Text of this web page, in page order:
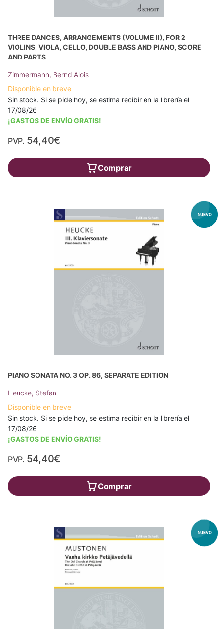
THREE DANCES, ARRANGEMENTS (VOLUME II), FOR 2
VIOLINS, VIOLA, CELLO, DOUBLE BASS AND PIANO, SCORE
AND PARTS
Zimmermann, Bernd Alois
Disponible en breve
Sin stock. Si se pide hoy, se estima recibir en la librería el
17/08/26
¡GASTOS DE ENVÍO GRATIS!
PVP. 54,40€
Comprar
PIANO SONATA NO. 3 OP. 86, SEPARATE EDITION
Heucke, Stefan
Disponible en breve
Sin stock. Si se pide hoy, se estima recibir en la librería el
17/08/26
¡GASTOS DE ENVÍO GRATIS!
PVP. 54,40€
Comprar